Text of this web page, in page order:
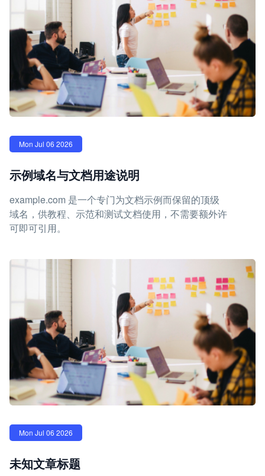
Mon Jul 06 2026
示例域名与文档用途说明
example.com 是一个专门为文档示例而保留的顶级
域名，供教程、示范和测试文档使用，不需要额外许
可即可引用。
Mon Jul 06 2026
未知文章标题